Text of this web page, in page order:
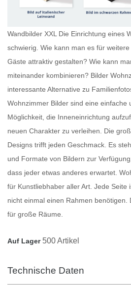
Wandbilder XXL Die Einrichtung eines
schwierig. Wie kann man es für
Gäste attraktiv gestalten? Wie kann
miteinander kombinieren? Bilder
interessante Alternative zu
Wohnzimmer Bilder sind eine einfache
Möglichkeit, die Inneneinrichtung
neuen Charakter zu verleihen. Die
Designs trifft jeden Geschmack. Es
und Formate von Bildern zur
dass jeder etwas anderes erwartet.
für Kunstliebhaber aller Art. Jede Seite
nicht einmal einen Rahmen benötigen.
für große Räume.
Auf Lager 500 Artikel
Technische Daten